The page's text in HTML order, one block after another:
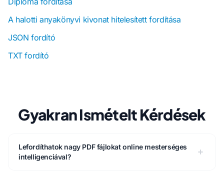
A halotti anyakönyvi kivonat hitelesített fordítása
JSON fordító
TXT fordító
Gyakran Ismételt Kérdések
Lefordíthatok nagy PDF fájlokat online mesterséges
intelligenciával?